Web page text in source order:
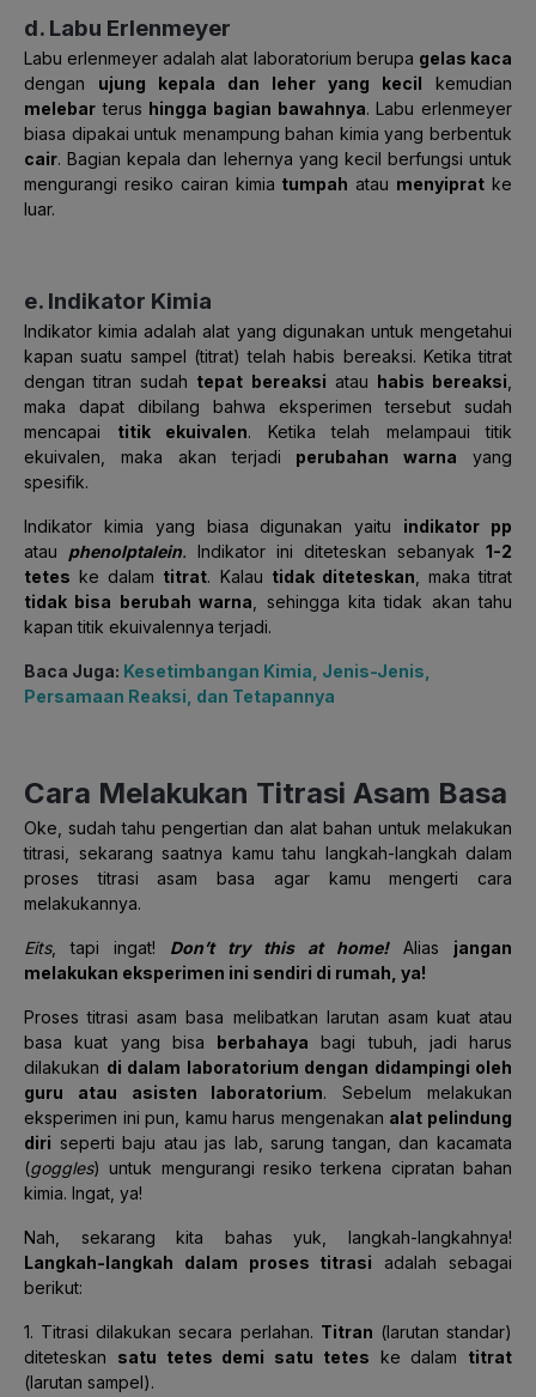
d. Labu Erlenmeyer
Labu erlenmeyer adalah alat laboratorium berupa gelas kaca
dengan ujung kepala dan leher yang kecil kemudian
melebar terus hingga bagian bawahnya. Labu erlenmeyer
biasa dipakai untuk menampung bahan kimia yang berbentuk
cair. Bagian kepala dan lehernya yang kecil berfungsi untuk
mengurangi resiko cairan kimia tumpah atau menyiprat ke
luar.
e. Indikator Kimia
Indikator kimia adalah alat yang digunakan untuk mengetahui
kapan suatu sampel (titrat) telah habis bereaksi. Ketika titrat
dengan titran sudah tepat bereaksi atau habis bereaksi
maka dapat dibilang bahwa eksperimen tersebut sudah
mencapai titik ekuivalen. Ketika telah melampaui titik
ekuivalen, maka akan terjadi perubahan warna yang
spesifik.
Indikator kimia yang biasa digunakan yaitu indikator pp
atau phenolptalein. Indikator ini diteteskan sebanyak 1-2
tetes ke dalam titrat. Kalau tidak diteteskan , maka titrat
tidak bisa berubah warna , sehingga kita tidak akan tahu
kapan titik ekuivalennya terjadi.
Baca Juga: Kesetimbangan Kimia, Jenis-Jenis,
Persamaan Reaksi, dan Tetapannya
Cara Melakukan Titrasi Asam Basa
Oke, sudah tahu pengertian dan alat bahan untuk melakukan
titrasi, sekarang saatnya kamu tahu langkah-langkah dalam
proses titrasi asam basa agar kamu mengerti cara
melakukannya.
Eits, tapi ingat! Don’t try this at home!Alias jangan
melakukan eksperimen ini sendiri di rumah, ya!
Proses titrasi asam basa melibatkan larutan asam kuat atau
basa kuat yang bisa berbahaya bagi tubuh, jadi harus
dilakukan di dalam laboratorium dengan didampingi oleh
guru atau asisten laboratorium. Sebelum melakukan
eksperimen ini pun, kamu harus mengenakan alat pelindung
diri seperti baju atau jas lab, sarung tangan, dan kacamata
(goggles) untuk mengurangi resiko terkena cipratan bahan
kimia. Ingat, ya!
Nah, sekarang kita bahas yuk, langkah-langkahnya!
Langkah-langkah dalam proses titrasi adalah sebagai
berikut:
1. Titrasi dilakukan secara perlahan. Titran (larutan standar)
diteteskan satu tetes demi satu tetes ke dalam titrat
(larutan sampel).